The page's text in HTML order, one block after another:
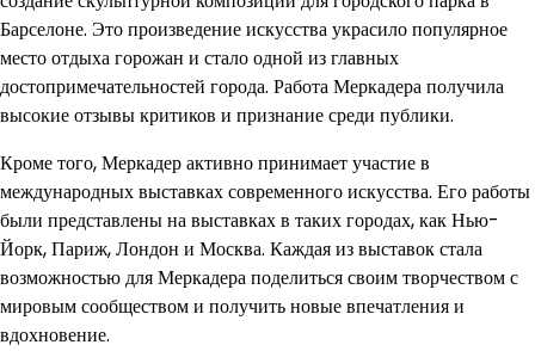
Барселоне. Это произведение искусства украсило популярное
место отдыха горожан и стало одной из главных
достопримечательностей города. Работа Меркадера получила
высокие отзывы критиков и признание среди публики.
Кроме того, Меркадер активно принимает участие в
международных выставках современного искусства. Его работы
были представлены на выставках в таких городах, как Нью-
Йорк, Париж, Лондон и Москва. Каждая из выставок стала
возможностью для Меркадера поделиться своим творчеством с
мировым сообществом и получить новые впечатления и
вдохновение.